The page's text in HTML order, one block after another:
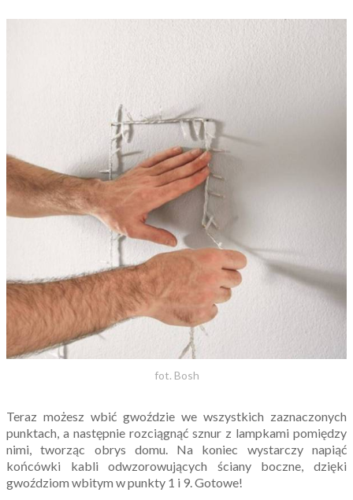
fot. Bosh
Teraz możesz wbić gwoździe we wszystkich zaznaczonych
punktach, a następnie rozciągnąć sznur z lampkami pomiędzy
nimi, tworząc obrys domu. Na koniec wystarczy napiąć
końcówki kabli odwzorowujących ściany boczne, dzięki
gwoździom wbitym w punkty 1 i 9. Gotowe!